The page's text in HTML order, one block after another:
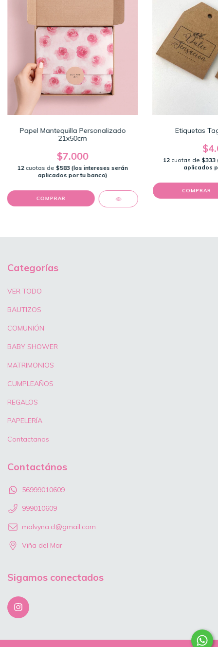
Papel Mantequilla Personalizado
21x50cm
$7.000
12 cuotas de $583 (los intereses serán
aplicados por tu banco)
COMPRAR
Etiquetas
12 cuotas de $333
aplicados
COMPRAR
Categorías
VER TODO
BAUTIZOS
COMUNIÓN
BABY SHOWER
MATRIMONIOS
CUMPLEAÑOS
REGALOS
PAPELERÍA
Contactanos
Contactános
56999010609
999010609
malvyna.cl@gmail.com
Viña del Mar
Sigamos conectados